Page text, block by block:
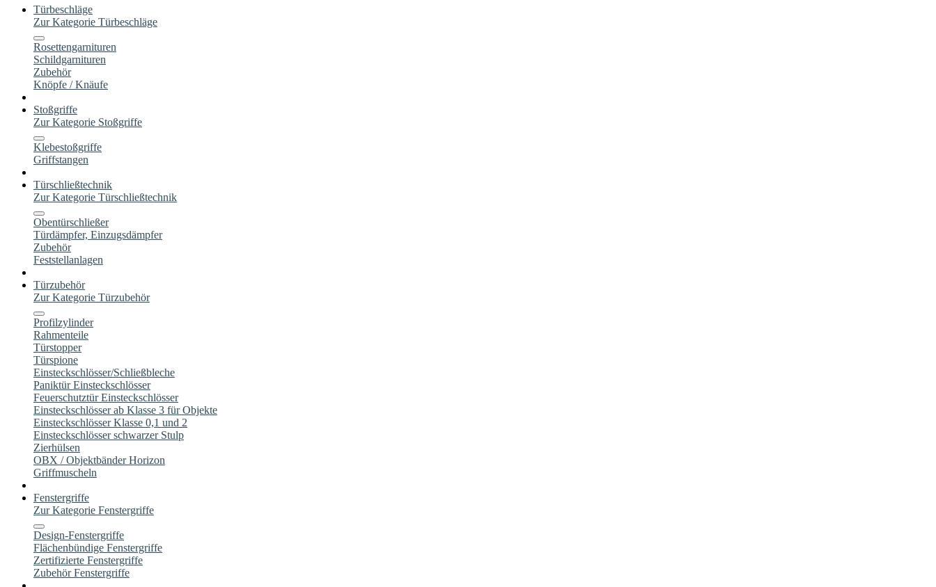
Türbeschläge
Zur Kategorie Türbeschläge
Rosettengarnituren
Schildgarnituren
Zubehör
Knöpfe / Knäufe
Stoßgriffe
Zur Kategorie Stoßgriffe
Klebestoßgriffe
Griffstangen
Türschließtechnik
Zur Kategorie Türschließtechnik
Obentürschließer
Türdämpfer, Einzugsdämpfer
Zubehör
Feststellanlagen
Türzubehör
Zur Kategorie Türzubehör
Profilzylinder
Rahmenteile
Türstopper
Türspione
Einsteckschlösser/Schließbleche
Paniktür Einsteckschlösser
Feuerschutztür Einsteckschlösser
Einsteckschlösser ab Klasse 3 für Objekte
Einsteckschlösser Klasse 0,1 und 2
Einsteckschlösser schwarzer Stulp
Zierhülsen
OBX / Objektbänder Horizon
Griffmuscheln
Fenstergriffe
Zur Kategorie Fenstergriffe
Design-Fenstergriffe
Flächenbündige Fenstergriffe
Zertifizierte Fenstergriffe
Zubehör Fenstergriffe